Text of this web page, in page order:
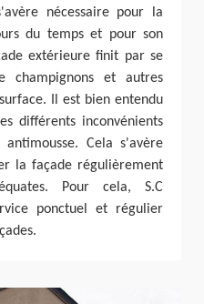
nécessaire pour la
du temps et pour son
extérieure finit par se
champignons et autres
Il est bien entendu
différents inconvénients
Cela s'avère
la façade régulièrement
Pour cela, S.C
ponctuel et régulier